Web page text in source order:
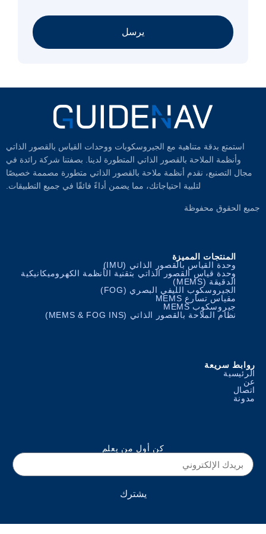
بدقة متناهية مع الجيروسكوبات ووحدات القياس بالقصور الذاتي
الملاحة بالقصور الذاتي المتطورة لدينا. بصفتنا شركة رائدة في
التصنيع، نقدم أنظمة ملاحة بالقصور الذاتي متطورة مصممة خصيصًا
لتلبية احتياجاتك، مما يضمن أداءً فائقًا في جميع التطبيقات.
محفوظة
المنتجات المميزة
وحدة القياس بالقصور الذاتي (IMU)
وحدة قياس القصور الذاتي بتقنية الأنظمة الكهروميكانيكية
الدقيقة (MEMS)
الجيروسكوب الليفي البصري (FOG)
مقياس تسارع MEMS
جيروسكوب MEMS
نظام الملاحة بالقصور الذاتي (MEMS & FOG INS)
سريعة
كن أول من يعلم